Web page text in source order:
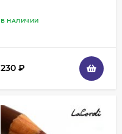
В НАЛИЧИИ
230 ₽